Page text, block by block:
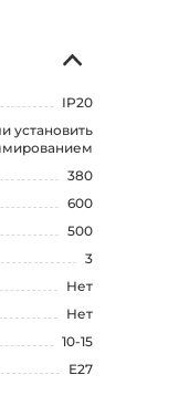
IP20
установить
380
600
500
3
Нет
Нет
10-15
E27